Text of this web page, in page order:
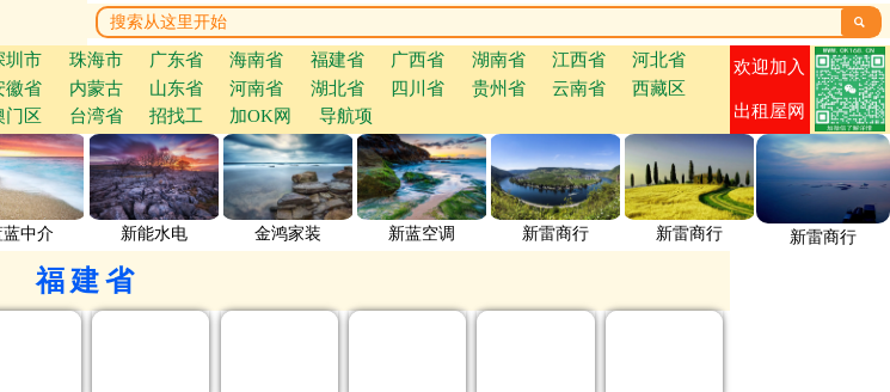

圳市 珠海市 广东省 海南省 福建省 广西省 湖南省 江西省
河北省
徽省 内蒙古 山东省 河南省 湖北省 四川省 贵州省 云南省
西藏区
门区 台湾省 招找工 加OK网 导航项
欢迎加入
出租屋网
蓝中介 新能水电 金鸿家装 新蓝空调 新雷商行 新雷商行 新雷商行
福建省